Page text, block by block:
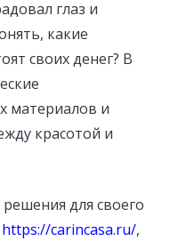
глаз и
какие
своих денег? В
материалов и
красотой и
для своего
https://carincasa.ru/,